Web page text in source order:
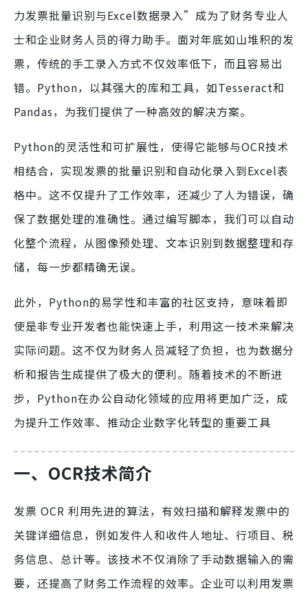
力发票批量识别与Excel数据录入”成为了财务专业人
士和企业财务人员的得力助手。面对年底如山堆积的发
票，传统的手工录入方式不仅效率低下，而且容易出
错。Python，以其强大的库和工具，如Tesseract和
Pandas，为我们提供了一种高效的解决方案。
Python的灵活性和可扩展性，使得它能够与OCR技术
相结合，实现发票的批量识别和自动化录入到Excel表
格中。这不仅提升了工作效率，还减少了人为错误，确
保了数据处理的准确性。通过编写脚本，我们可以自动
化整个流程，从图像预处理、文本识别到数据整理和存
储，每一步都精确无误。
此外，Python的易学性和丰富的社区支持，意味着即
使是非专业开发者也能快速上手，利用这一技术来解决
实际问题。这不仅为财务人员减轻了负担，也为数据分
析和报告生成提供了极大的便利。随着技术的不断进
步，Python在办公自动化领域的应用将更加广泛，成
为提升工作效率、推动企业数字化转型的重要工具
一、 OCR技术简介
发票 OCR 利用先进的算法，有效扫描和解释发票中的
关键详细信息，例如发件人和收件人地址、行项目、税
务信息、总计等。该技术不仅消除了手动数据输入的需
要，还提高了财务工作流程的效率。企业可以利用发票